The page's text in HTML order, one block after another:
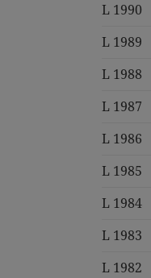
L 1990
L 1989
L 1988
L 1987
L 1986
L 1985
L 1984
L 1983
L 1982